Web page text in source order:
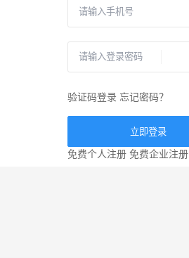
验证码登录 忘记密码？
立即登录
免费个人注册 免费企业注册